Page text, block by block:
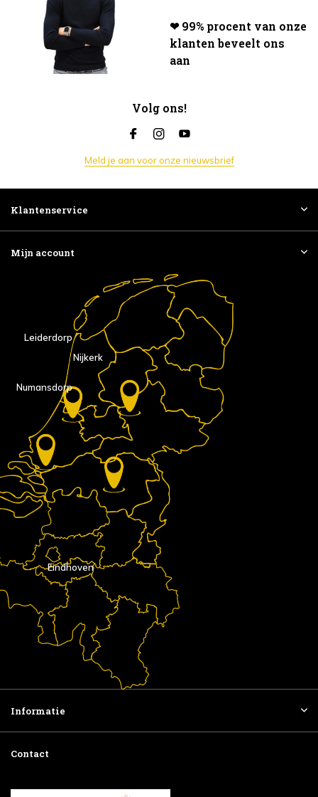
❤ 99% procent van onze
klanten beveelt ons
aan
Volg ons!
Meld je aan voor onze nieuwsbrief
Klantenservice
Mijn account
Eindhoven
Nijkerk
Numansdorp
Leiderdorp
Informatie
Contact